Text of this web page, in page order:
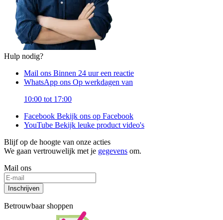
Hulp nodig?
Mail ons Binnen 24 uur een reactie
WhatsApp ons Op werkdagen van
10:00 tot 17:00
Facebook Bekijk ons op Facebook
YouTube Bekijk leuke product video's
Blijf op de hoogte van onze acties
We gaan vertrouwelijk met je gegevens om.
Mail ons
Inschrijven
Betrouwbaar shoppen